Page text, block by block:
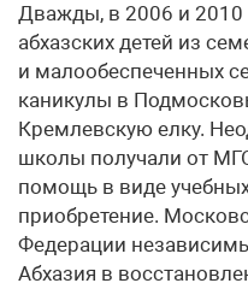
Дважды, в 2006 и 2010
абхазских детей из
и малообеспеченных
каникулы в
Кремлевскую елку.
школы получали от
помощь в виде
приобретение.
Федерации
Абхазия в